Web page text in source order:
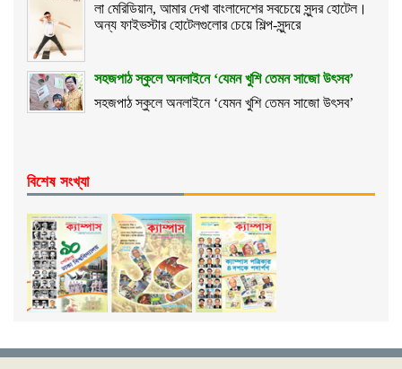
লা মেরিডিয়ান, আমার দেখা বাংলাদেশের সবচেয়ে সুন্দর হোটেল।
অন্য ফাইভস্টার হোটেলগুলোর চেয়ে শিল্প-সুন্দরে
সহজপাঠ স্কুলে অনলাইনে ‘যেমন খুশি তেমন সাজো উৎসব’
সহজপাঠ স্কুলে অনলাইনে ‘যেমন খুশি তেমন সাজো উৎসব’
বিশেষ সংখ্যা